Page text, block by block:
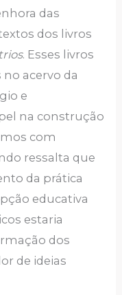
das
dos livros
. Esses livros
acervo da
e
na construção
com
ressalta que
da prática
educativa
estaria
dos
de ideias